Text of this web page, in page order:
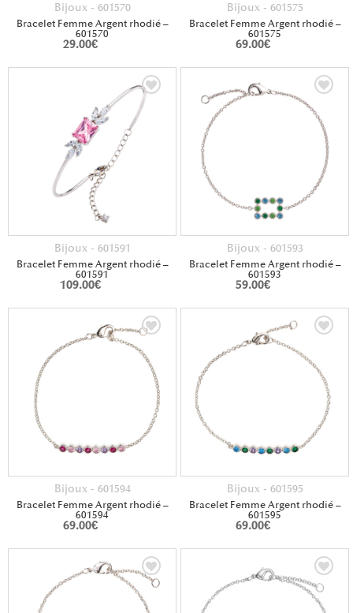
Bijoux - 601570
Bracelet Femme Argent rhodié –
601570
29.00€
Bijoux - 601575
Bracelet Femme Argent rhodié –
601575
69.00€
Bijoux - 601591
Bracelet Femme Argent rhodié –
601591
109.00€
Bijoux - 601593
Bracelet Femme Argent rhodié –
601593
59.00€
Bijoux - 601594
Bracelet Femme Argent rhodié –
601594
69.00€
Bijoux - 601595
Bracelet Femme Argent rhodié –
601595
69.00€